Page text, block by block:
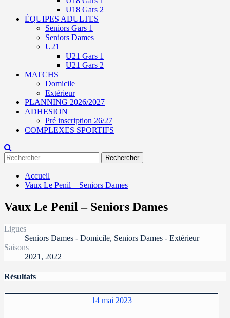
U18 Gars 2
ÉQUIPES ADULTES
Seniors Gars 1
Seniors Dames
U21
U21 Gars 1
U21 Gars 2
MATCHS
Domicile
Extérieur
PLANNING 2026/2027
ADHESION
Pré inscription 26/27
COMPLEXES SPORTIFS
Rechercher :
Accueil
Vaux Le Penil – Seniors Dames
Vaux Le Penil – Seniors Dames
Ligues
Seniors Dames - Domicile, Seniors Dames - Extérieur
Saisons
2021, 2022
Résultats
14 mai 2023